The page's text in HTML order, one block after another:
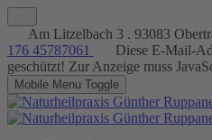
Am Litzelbach 3 . 93083
176 45787061
Diese E-Mail-
geschützt! Zur Anzeige muss
Mobile Menu Toggle